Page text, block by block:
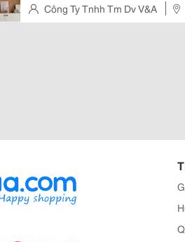
Chuyên Thiết...
Công Ty Tnhh Tm Dv V&A
Phường Đông Hưng Thuận, Quận